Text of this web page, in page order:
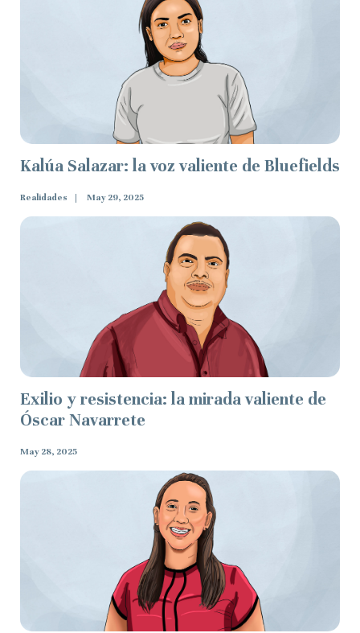
Kalúa Salazar: la voz valiente de Bluefields
Realidades May 29, 2025
Exilio y resistencia: la mirada valiente de
Óscar Navarrete
May 28, 2025